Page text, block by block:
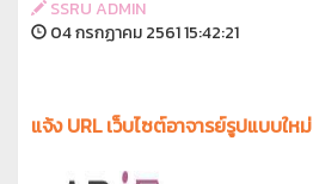
SSRU ADMIN
04 กรกฏาคม 2561 15:42:21
แจ้ง URL เว็บไซต์อาจารย์รูปแบบใหม่